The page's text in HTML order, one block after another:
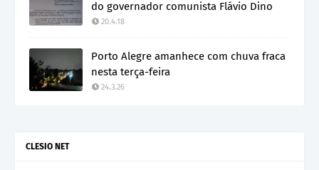
do governador comunista Flávio Dino
20.4.18
Porto Alegre amanhece com chuva fraca
nesta terça-feira
24.3.26
CLESIO NET